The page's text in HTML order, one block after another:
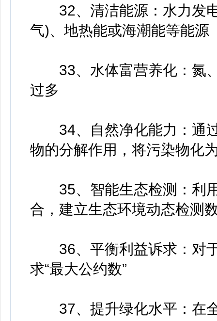
32、清洁能源：水力发电
气)、地热能或海潮能等能源
33、水体富营养化：氮、
过多
34、自然净化能力：通过
物的分解作用，将污染物化
35、智能生态检测：利用
合，建立生态环境动态检测
36、平衡利益诉求：对于
求“最大公约数”
37、提升绿化水平：在全